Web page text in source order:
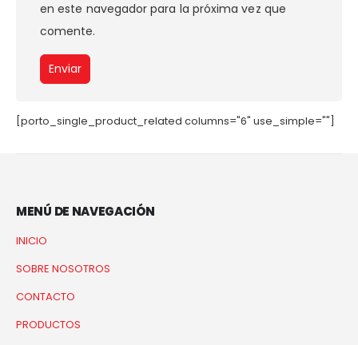
en este navegador para la próxima vez que
comente.
[porto_single_product_related columns="6" use_simple=""]
MENÚ DE NAVEGACIÓN
INICIO
SOBRE NOSOTROS
CONTACTO
PRODUCTOS